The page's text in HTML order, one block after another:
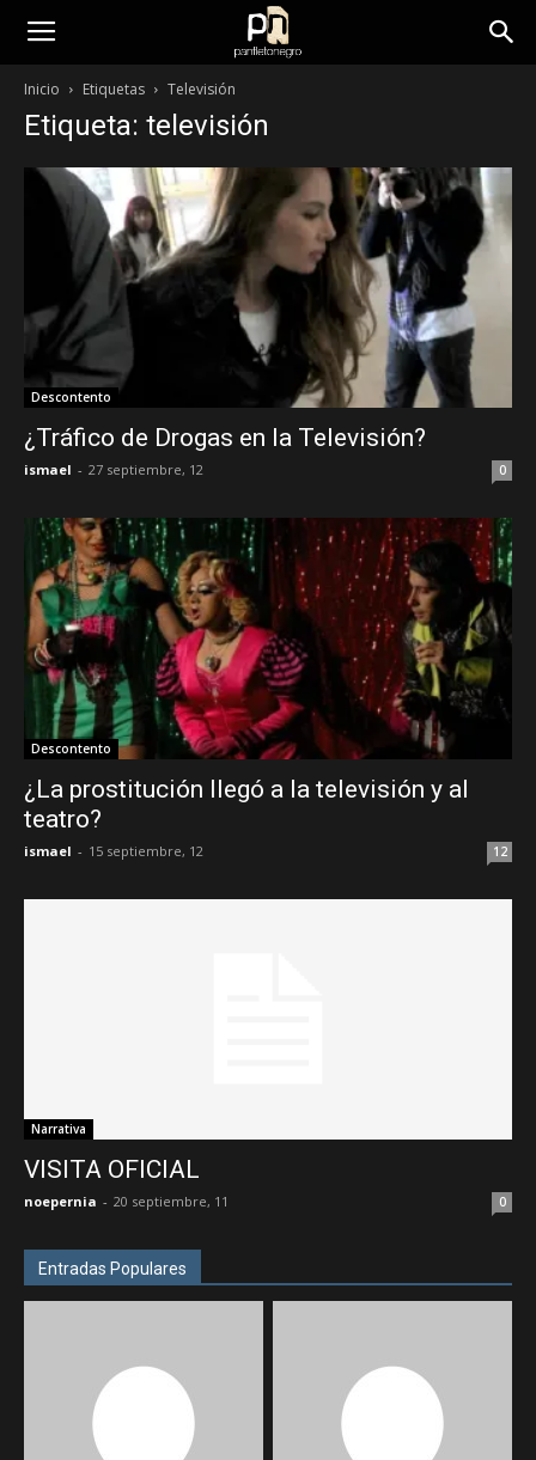
panfletonegro
Inicio Etiquetas Televisión
Etiqueta: televisión
Descontento
¿Tráfico de Drogas en la Televisión?
ismael - 27 septiembre, 12 0
Descontento
¿La prostitución llegó a la televisión y al
teatro?
ismael - 15 septiembre, 12 12
Narrativa
VISITA OFICIAL
noepernia - 20 septiembre, 11 0
Entradas Populares